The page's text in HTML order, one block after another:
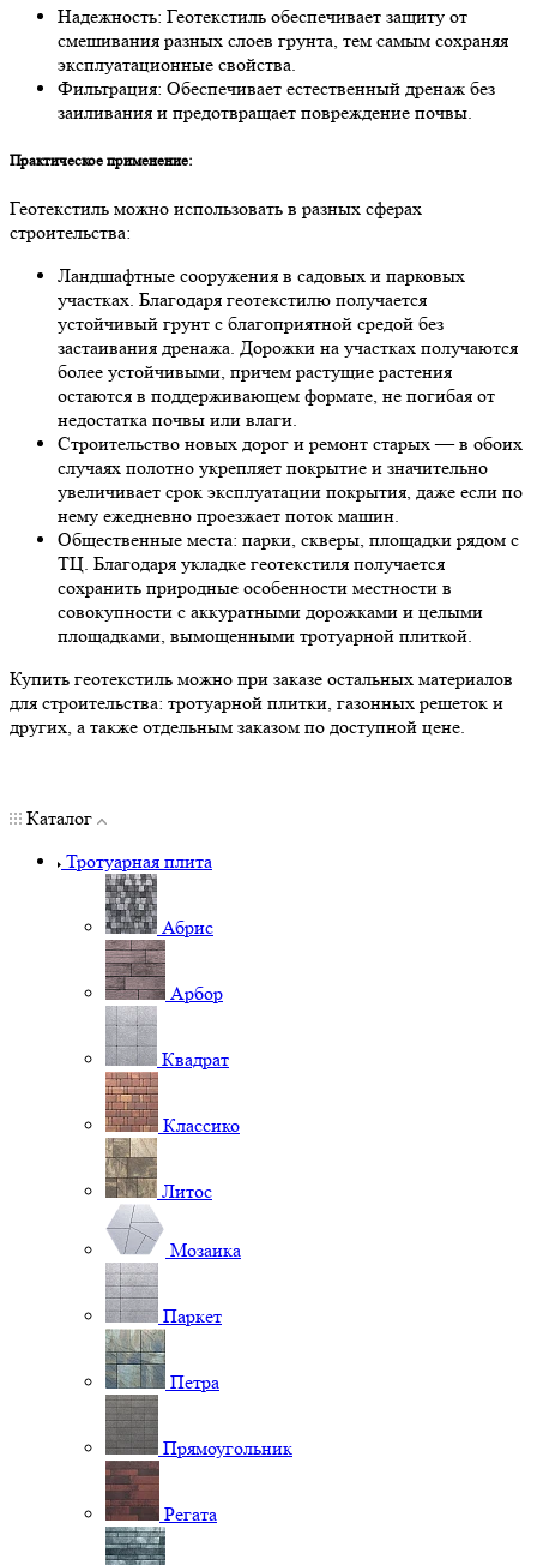
Надежность: Геотекстиль обеспечивает защиту от
смешивания разных слоев грунта, тем самым сохраняя
эксплуатационные свойства.
Фильтрация: Обеспечивает естественный дренаж без
заиливания и предотвращает повреждение почвы.
Практическое применение:
Геотекстиль можно использовать в разных сферах
строительства:
Ландшафтные сооружения в садовых и парковых
участках. Благодаря геотекстилю получается
устойчивый грунт с благоприятной средой без
застаивания дренажа. Дорожки на участках получаются
более устойчивыми, причем растущие растения
остаются в поддерживающем формате, не погибая от
недостатка почвы или влаги.
Строительство новых дорог и ремонт старых — в обоих
случаях полотно укрепляет покрытие и значительно
увеличивает срок эксплуатации покрытия, даже если по
нему ежедневно проезжает поток машин.
Общественные места: парки, скверы, площадки рядом с
ТЦ. Благодаря укладке геотекстиля получается
сохранить природные особенности местности в
совокупности с аккуратными дорожками и целыми
площадками, вымощенными тротуарной плиткой.
Купить геотекстиль можно при заказе остальных материалов
для строительства: тротуарной плитки, газонных решеток и
других, а также отдельным заказом по доступной цене.
Каталог
Тротуарная плита
Абрис
Арбор
Квадрат
Классико
Литос
Мозаика
Паркет
Петра
Прямоугольник
Регата